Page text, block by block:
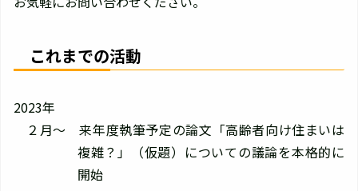
これまでの活動
2023年
２月～ 来年度執筆予定の論文「高齢者向け住まいは
複雑？」（仮題）についての議論を本格的に
開始